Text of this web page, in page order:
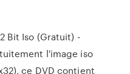
Bit Iso (Gratuit) -
l'image iso
ce DVD contient